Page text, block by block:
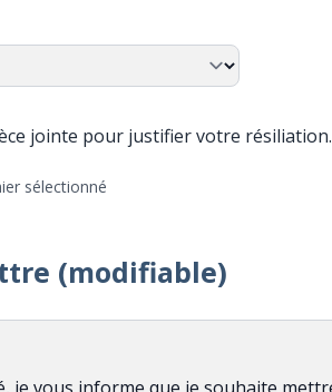
jointe pour justifier votre résiliation.
sélectionné
(modifiable)